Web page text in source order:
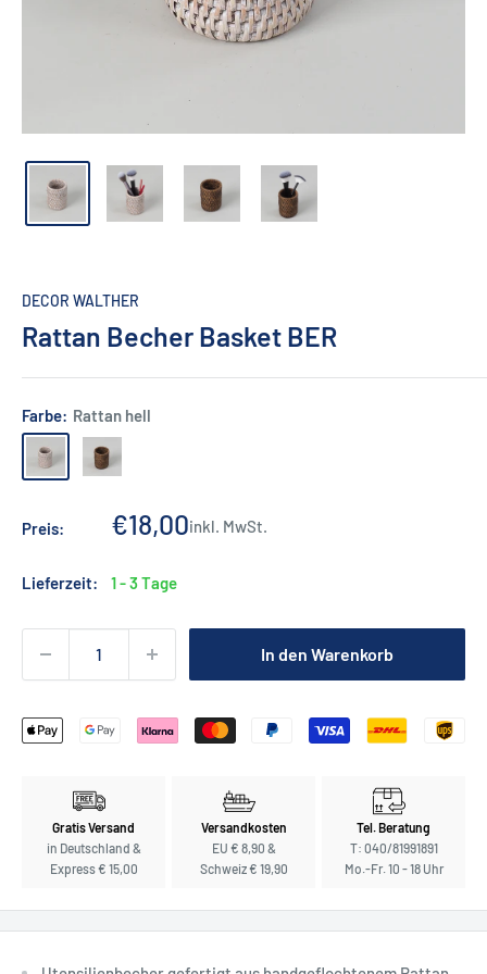
DECOR WALTHER
Rattan Becher Basket BER
Farbe: Rattan hell
Rattan
hell
Rattan
dunkel
Preis: Sonderpreis
€18,00inkl. MwSt.
Lieferzeit: 1 - 3 Tage
In den Warenkorb
Gratis Versand
in Deutschland &
Express € 15,00
Versandkosten
EU € 8,90 &
Schweiz € 19,90
Tel. Beratung
T: 040/81991891
Mo.-Fr. 10 - 18 Uhr